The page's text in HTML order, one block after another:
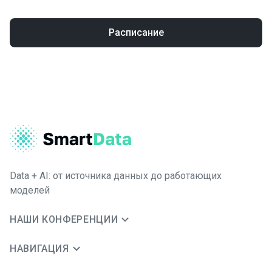
Расписание
Data + AI: от источника данных до работающих
моделей
НАШИ КОНФЕРЕНЦИИ
НАВИГАЦИЯ